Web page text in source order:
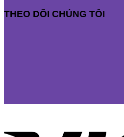
THEO DÕI CHÚNG TÔI